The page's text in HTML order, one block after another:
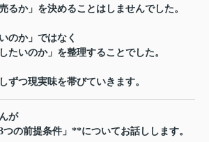
るか」を決めることはしませんでした。
のか」ではなく
たいのか」を整理することでした。
ずつ現実味を帯びていきます。
が
の前提条件」**についてお話しします。